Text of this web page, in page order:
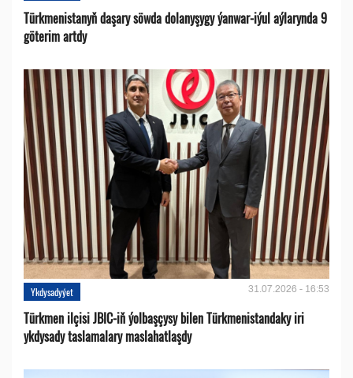
Türkmenistanyň daşary söwda dolanyşygy ýanwar-iýul aýlarynda 9
göterim artdy
Ykdysadyýet 31.07.2026 - 16:53
Türkmen ilçisi JBIC-iň ýolbaşçysy bilen Türkmenistandaky iri
ykdysady taslamalary maslahatlaşdy